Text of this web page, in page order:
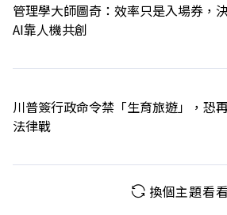
管理學大師圖奇：效率只是入場券，
AI靠人機共創
川普簽行政命令禁「生育旅遊」，恐
法律戰
換個主題看看